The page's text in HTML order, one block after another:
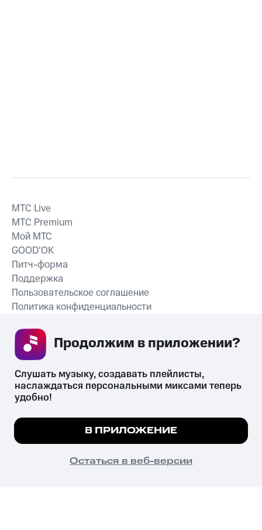
СКАЧАТЬ ПРИЛОЖЕНИЕ
MTС Live
MTС Premium
Мой МТС
GOOD’OK
Питч-форма
Поддержка
Пользовательское соглашение
Политика конфиденциальности
психотропных веществ, их аналогов причиняет вред здоровью,
их незаконный оборот запрещён и влечёт установленную
законодательством ответственность.
© 2026 ООО «КИОН».
Все права защищены
Мы используем куки, чтобы на сайте все
Подробнее
ПОНЯТНО
Слушать музыку, создавать плейлисты,
наслаждаться персональными миксами теперь
удобно!
В ПРИЛОЖЕНИЕ
Остаться в веб-версии